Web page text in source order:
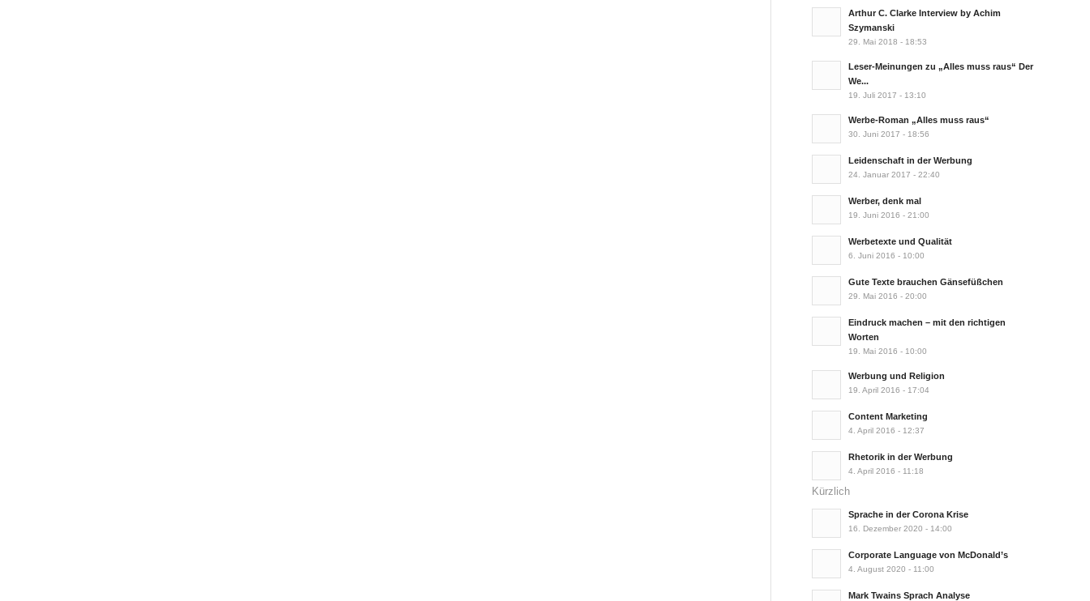
Arthur C. Clarke Interview by Achim
Szymanski
29. Mai 2018 - 18:53
Leser-Meinungen zu „Alles muss raus“ Der
We...
19. Juli 2017 - 13:10
Werbe-Roman „Alles muss raus“
30. Juni 2017 - 18:56
Leidenschaft in der Werbung
24. Januar 2017 - 22:40
Werber, denk mal
19. Juni 2016 - 21:00
Werbetexte und Qualität
6. Juni 2016 - 10:00
Gute Texte brauchen Gänsefüßchen
29. Mai 2016 - 20:00
Eindruck machen – mit den richtigen
Worten
19. Mai 2016 - 10:00
Werbung und Religion
19. April 2016 - 17:04
Content Marketing
4. April 2016 - 12:37
Rhetorik in der Werbung
4. April 2016 - 11:18
Kürzlich
Sprache in der Corona Krise
16. Dezember 2020 - 14:00
Corporate Language von McDonald’s
4. August 2020 - 11:00
Mark Twains Sprach Analyse